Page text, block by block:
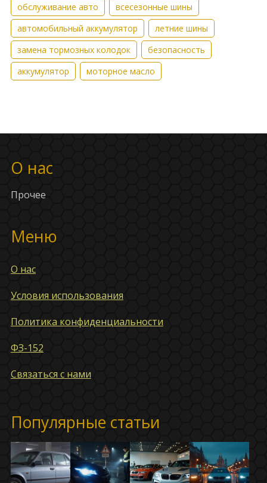
обслуживание авто
всесезонные шины
автомобильный аккумулятор
летние шины
замена тормозных колодок
безопасность
аккумулятор
моторное масло
О нас
Прочее
Меню
О нас
Условия использования
Политика конфиденциальности
ФЗ-152
Связаться с нами
Популярные статьи